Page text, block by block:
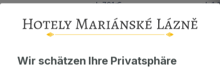
ab 791 €
ab
Kontaktdaten. Unterkunftsbedingungen und andere...
Wir schätzen Ihre Privatsphäre